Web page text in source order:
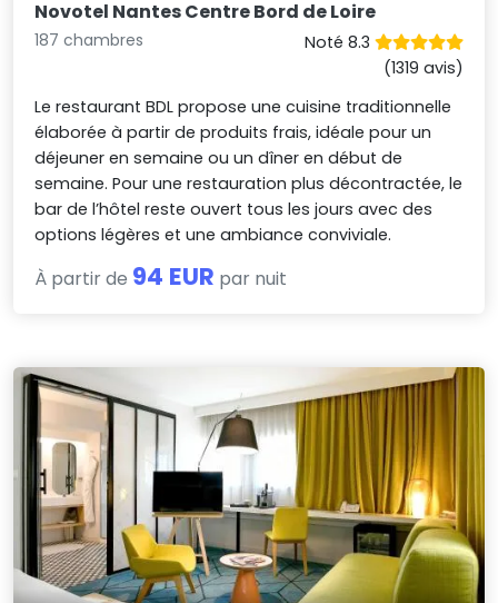
Novotel Nantes Centre Bord de Loire
187 chambres
Noté 8.3
(1319 avis)
Le restaurant BDL propose une cuisine traditionnelle
élaborée à partir de produits frais, idéale pour un
déjeuner en semaine ou un dîner en début de
semaine. Pour une restauration plus décontractée, le
bar de l’hôtel reste ouvert tous les jours avec des
options légères et une ambiance conviviale.
À partir de 94 EUR par nuit